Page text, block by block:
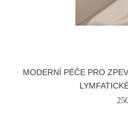
MODERNÍ PÉČE PRO